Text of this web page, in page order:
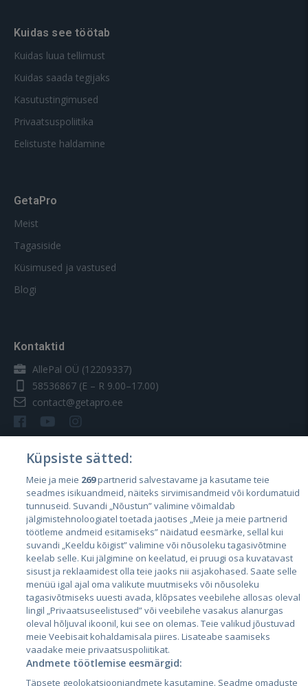
Kuidas see töötab
Kuidas luua tellimust
Kuidas saada tegijaks
Kasutustingimused
Privaatsuspoliitika
Eelistuste haldamine
GetaPro
Meist
Tagasiside
Küsimused ja vastused
Blogi
Kontaktid
AllePal OÜ (12209337)
58536867 (E – R 9.00–17.00)
contact@getapro.ee
Riigid
Eesti
Läti
Leedu
City24.lv CVbankas.lt
Küpsiste sätted:
Meie ja meie 269partnerid salvestavame ja kasutame teie
seadmes isikuandmeid, näiteks sirvimisandmeid või kordumatuid
tunnuseid. Suvandi „Nõustun” valimine võimaldab
jälgimistehnoloogiatel toetada jaotises „Meie ja meie partnerid
töötleme andmeid esitamiseks” näidatud eesmärke, sellal kui
suvandi „Keeldu kõigist” valimine või nõusoleku tagasivõtmine
keelab selle. Kui jälgimine on keelatud, ei pruugi osa kuvatavast
sisust ja reklaamidest olla teie jaoks nii asjakohased. Saate selle
menüü igal ajal oma valikute muutmiseks või nõusoleku
tagasivõtmiseks uuesti avada, klõpsates veebilehe allosas oleval
lingil „Privaatsuseelistused” või veebilehe vasakus alanurgas
oleval hõljuval ikoonil, kui see on olemas. Teie valikud jõustuvad
meie Veebisait kohaldamisala piires. Lisateabe saamiseks
vaadake meie privaatsuspoliitikat.
Andmete töötlemise eesmärgid:
Täpsete geolokatsiooniandmete kasutamine. Seadme omaduste